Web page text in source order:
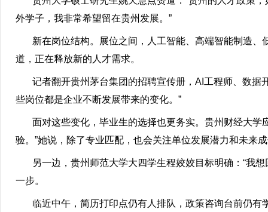
外学子，我非常希望留在贵州发展。”
新在岗位结构。展位之间，人工智能、高端智能制造、
道，正在释放新的人才需求。
记者翻开贵州茅台集团的招聘宣传册，AI工程师、数据
些岗位都是企业不断发展带来的变化。”
面对这些变化，毕业生的选择也更务实。贵州财经大学
验。”她说，除了专业匹配，也会关注单位发展潜力和未来
另一边，贵州师范大学大四学生程姣姣目标明确：“我想
一步。
临近中午，简历打印点仍有人排队，政策咨询台前仍有